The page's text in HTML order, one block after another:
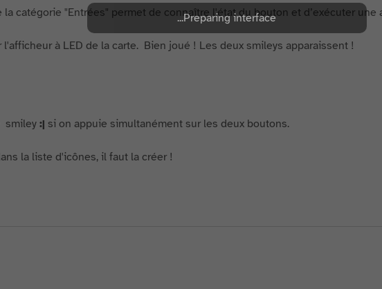
catégorie "Entrées" permet de connaître l'état du bouton et d’exécuter une
à LED de la carte. Bien joué ! Les deux smileys apparaissent !
smiley:| si on appuie simultanément sur les deux boutons.
la liste d'icônes, il faut la créer !
Preparing interface...